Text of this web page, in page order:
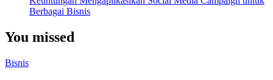
Berbagai Bisnis
You missed
Bisnis